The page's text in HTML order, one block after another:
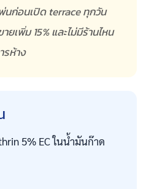
นก่อนเปิด terrace ทุกวัน
ยเพิ่ม 15% และไม่มีร้านไหน
ห้าง
5% EC ในน้ำมันก๊าด